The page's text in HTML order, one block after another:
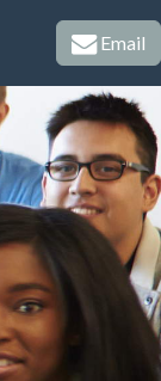
Email